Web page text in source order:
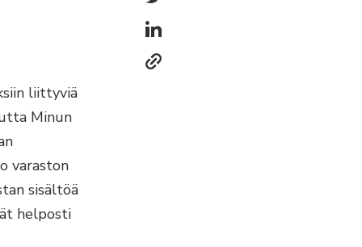
liittyviä
Minun
varaston
sisältöä
helposti